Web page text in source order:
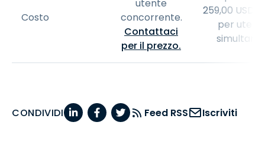
Costo
utente
concorrente.
Contattaci
per il prezzo.
259,00 USD
per
CONDIVIDI Feed RSS Iscriviti